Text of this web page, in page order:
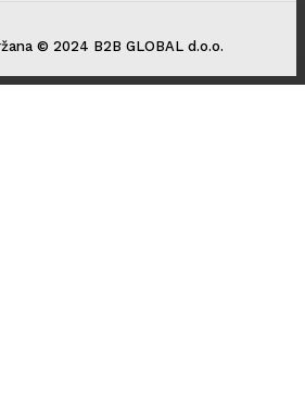
© 2024 B2B GLOBAL d.o.o.